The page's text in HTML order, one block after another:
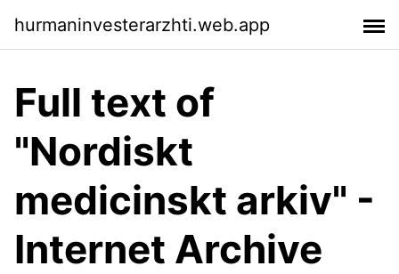
hurmaninvesterarzhti.web.app
Full text of
"Nordiskt
medicinskt arkiv" -
Internet Archive